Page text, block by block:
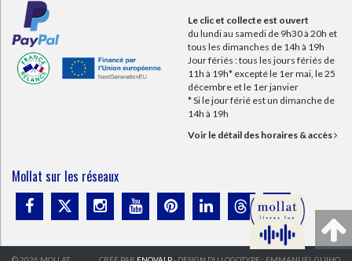
Le clic et collecte est ouvert
du lundi au samedi de 9h30 à 20h et
tous les dimanches de 14h à 19h
Jour fériés : tous les jours fériés de
11h à 19h* excepté le 1er mai, le 25
décembre et le 1er janvier
* Si le jour férié est un dimanche de
14h à 19h
Voir le détail des horaires & accès
Mollat sur les réseaux